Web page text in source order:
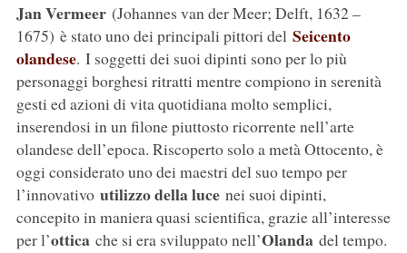
Jan Vermeer (Johannes van der Meer; Delft, 1632 –
1675) è stato uno dei principali pittori del Seicento
olandese. I soggetti dei suoi dipinti sono per lo più
personaggi borghesi ritratti mentre compiono in serenità
gesti ed azioni di vita quotidiana molto semplici,
inserendosi in un filone piuttosto ricorrente nell’arte
olandese dell’epoca. Riscoperto solo a metà Ottocento, è
oggi considerato uno dei maestri del suo tempo per
l’innovativo utilizzo della luce nei suoi dipinti,
concepito in maniera quasi scientifica, grazie all’interesse
per l’ottica che si era sviluppato nell’Olanda del tempo.